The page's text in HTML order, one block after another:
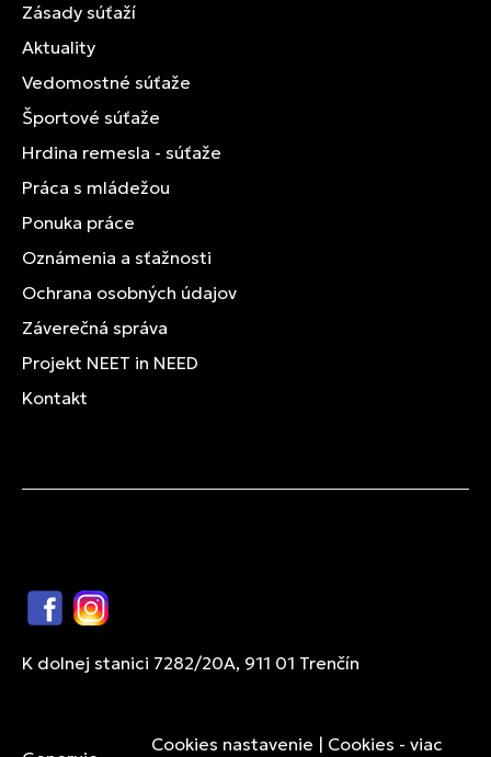
Zásady súťaží
Aktuality
Vedomostné súťaže
Športové súťaže
Hrdina remesla - súťaže
Práca s mládežou
Ponuka práce
Oznámenia a sťažnosti
Ochrana osobných údajov
Záverečná správa
Projekt NEET in NEED
Kontakt
FacebookInstagram
K dolnej stanici 7282/20A, 911 01 Trenčín
Cookies nastavenie | Cookies - viac